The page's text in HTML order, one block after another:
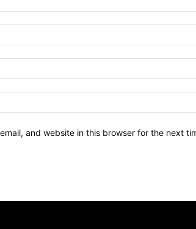
and website in this browser for the next